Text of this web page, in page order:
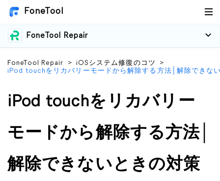
FoneTool
FoneTool Repair
FoneTool Repair > iOSシステム修復のコツ
>
iPod touchをリカバリーモードから解除する方法│解除できな
iPod touchをリカバリー
モードから解除する方法│
解除できないときの対策